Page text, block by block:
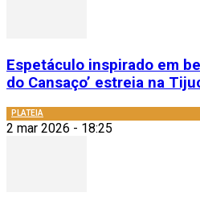
Espetáculo inspirado em
do Cansaço’ estreia na
PLATEIA
2 mar 2026 - 18:25